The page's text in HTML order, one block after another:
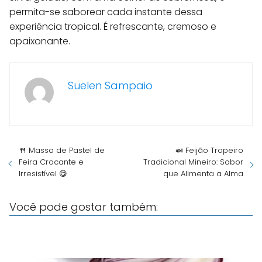
permita-se saborear cada instante dessa
experiência tropical. É refrescante, cremoso e
apaixonante.
Suelen Sampaio
🍴 Massa de Pastel de
Feira Crocante e
Irresistível 😋
🍛 Feijão Tropeiro
Tradicional Mineiro: Sabor
que Alimenta a Alma
Você pode gostar também: